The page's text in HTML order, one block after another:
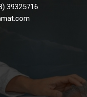
39325716